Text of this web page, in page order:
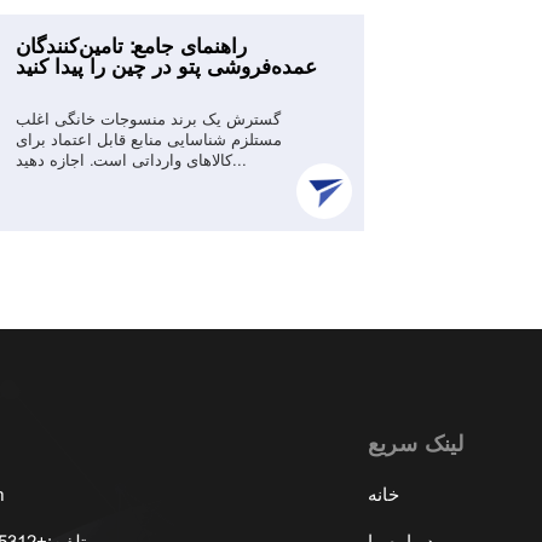
راهنمای جامع: تامین‌کنندگان
عمده‌فروشی پتو در چین را پیدا کنید
گسترش یک برند منسوجات خانگی اغلب
مستلزم شناسایی منابع قابل اعتماد برای
کالاهای وارداتی است. اجازه دهید...
لینک سریع
خانه